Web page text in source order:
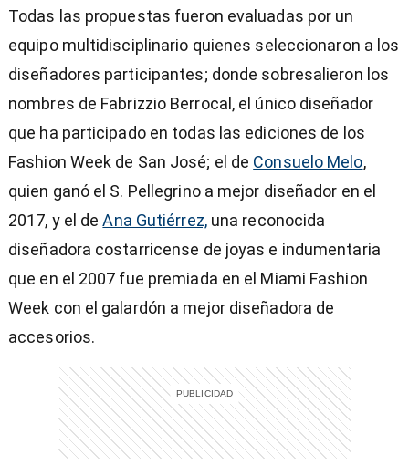
Todas las propuestas fueron evaluadas por un
equipo multidisciplinario quienes seleccionaron a los
diseñadores participantes; donde sobresalieron los
nombres de Fabrizzio Berrocal, el único diseñador
que ha participado en todas las ediciones de los
Fashion Week de San José; el de Consuelo Melo,
quien ganó el S. Pellegrino a mejor diseñador en el
2017, y el deAna Gutiérrez,una reconocida
diseñadora costarricense de joyas e indumentaria
que en el 2007 fue premiada en el Miami Fashion
Week con el galardón a mejor diseñadora de
accesorios.